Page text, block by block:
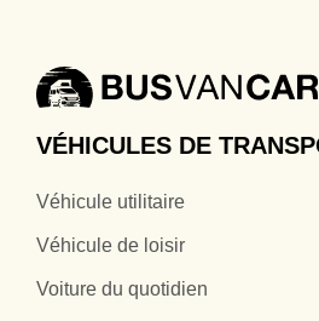
VÉHICULES DE
Véhicule utilitaire
Véhicule de loisir
Voiture du quotidien